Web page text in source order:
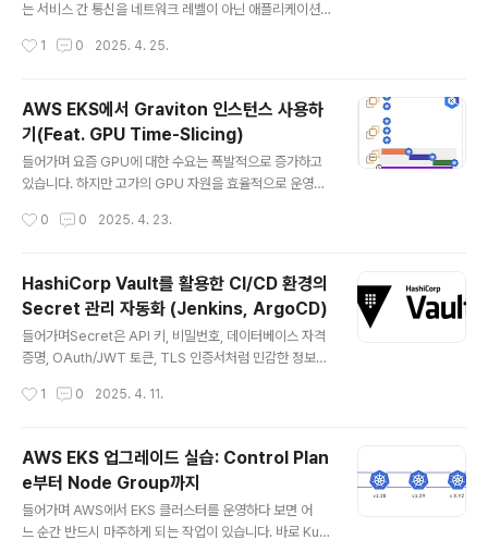
는 서비스 간 통신을 네트워크 레벨이 아닌 애플리케이션
의 복잡한 피어링, 프록시 설정, 보안 구성 없이도 VPC, 계
s://aws-ia.github.io/terraform-aws-eks-bluepri
nts/patterns/network/client-server-communica
tion/ Amazon VPC Lattice Client-server Commu
nication - Amazon EKS Blueprints for Terraform
1 0 2025. 4. 25.
AWS EKS에서 Graviton 인스턴스 사용하
기(Feat. GPU Time-Slicing)
들어가며 요즘 GPU에 대한 수요는 폭발적으로 증가하고
있습니다. 하지만 고가의 GPU 자원을 효율적으로 운영하
번하게 발생하는 상황입니다.이러한 문제를 해결할 수 있
이번 포스팅에서는 Amazon EKS 환경에서 GPU를 사용
하는 기본적인 구성부터, Time-Slicing을 적용한 GPU
공유 방식까지 실습을 진행해보겠습니다. GPU 활용의 과
거와 미래GPU 사용의 필요성머신러닝과 딥러닝이 요즘
가장 핫하고 유망한 기술로 평가받고 있습니다. 그렇기 때
고, 이러한 모델을 효과적으로 학습하고 배포하기 위해서
0 0 2025. 4. 23.
HashiCorp Vault를 활용한 CI/CD 환경의
Secret 관리 자동화 (Jenkins, ArgoCD)
들어가며Secret은 API 키, 비밀번호, 데이터베이스 자격
증명, OAuth/JWT 토큰, TLS 인증서처럼 민감한 정보를
저장소에 평문으로 저장하는 것은 매우 위험합니다. 실수
입니다. 그렇기 때문에 Secret을 안전하게 관리하기 위한
전용 도구가 필요하며, 그중 대표적인 솔루션이 바로 Has
hiCorp Vault입니다. Vault를 사용하면 Secret을 중앙
에서 안전하게 저장하고, 접근 권한을 세밀하게 제어할 수
1 0 2025. 4. 11.
AWS EKS 업그레이드 실습: Control Plan
e부터 Node Group까지
들어가며 AWS에서 EKS 클러스터를 운영하다 보면 어
느 순간 반드시 마주하게 되는 작업이 있습니다. 바로 Kub